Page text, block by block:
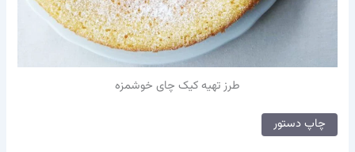
طرز تهیه کیک چای خوشمزه
چاپ دستور